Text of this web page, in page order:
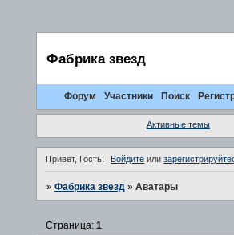
Фабрика звезд
Форум Участники Поиск
Активные темы
Привет, Гость! Войдите или
» Фабрика звезд » Аватары
Страница: 1